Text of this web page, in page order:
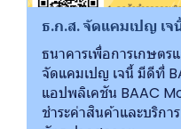
ธ.ก.ส. จัดแคมเปญ เ
ธนาคารเพื่อการเกษต
จัดแคมเปญ เจนี้ มีดีที่
แอปพลิเคชัน BAAC
ชำระค่าสินค้าและบริกา